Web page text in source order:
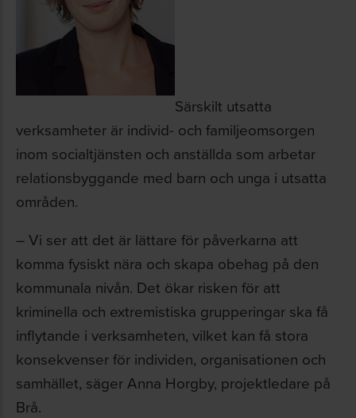
Särskilt utsatta
verksamheter är individ- och familjeomsorgen
inom socialtjänsten och anställda som arbetar
relationsbyggande med barn och unga i utsatta
områden.
– Vi ser att det är lättare för påverkarna att
komma fysiskt nära och skapa obehag på den
kommunala nivån. Det ökar risken för att
kriminella och extremistiska grupperingar ska få
inflytande i verksamheten, vilket kan få stora
konsekvenser för individen, organisationen och
samhället, säger Anna Horgby, projektledare på
Brå.